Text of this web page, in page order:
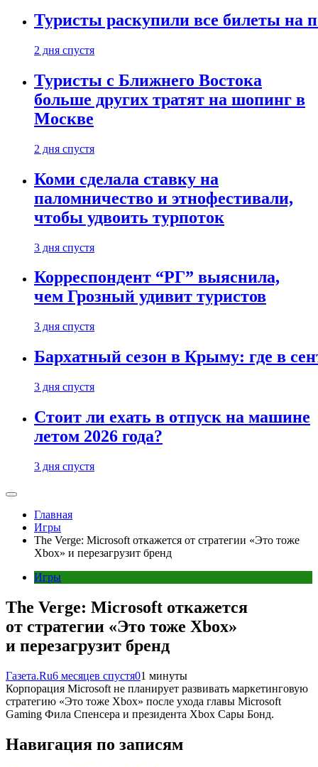
Туристы раскупили все билеты на
2 дня спустя
Туристы с Ближнего Востока
больше других тратят на шопинг в
Москве
2 дня спустя
Коми сделала ставку на
паломничество и этнофестивали,
чтобы удвоить турпоток
3 дня спустя
Корреспондент “РГ” выяснила,
чем Грозный удивит туристов
3 дня спустя
Бархатный сезон в Крыму: где в
3 дня спустя
Стоит ли ехать в отпуск на машине
летом 2026 года?
3 дня спустя
Главная
Игры
The Verge: Microsoft откажется от стратегии «Это тоже
Xbox» и перезагрузит бренд
Игры
The Verge: Microsoft откажется
от стратегии «Это тоже Xbox»
и перезагрузит бренд
Газета.Ru6 месяцев спустя01 минуты
Корпорация Microsoft не планирует развивать маркетинговую
стратегию «Это тоже Xbox» после ухода главы Microsoft
Gaming Фила Спенсера и президента Xbox Сары Бонд.
Навигация по записям